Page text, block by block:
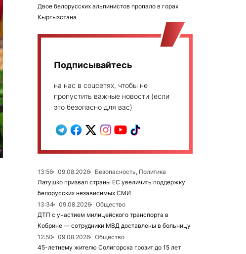
Двое белорусских альпинистов пропало в горах
Кыргызстана
Подписывайтесь
на нас в соцсетях, чтобы не
пропустить важные новости (если
это безопасно для вас)
13:56 09.08.2026
Безопасность, Политика
Латушко призвал страны ЕС увеличить поддержку
белорусских независимых СМИ
13:34
09.08.2026
Общество
ДТП с участием милицейского транспорта в
Кобрине — сотрудники МВД доставлены в больницу
12:50
09.08.2026
Общество
45-летнему жителю Солигорска грозит до 15 лет